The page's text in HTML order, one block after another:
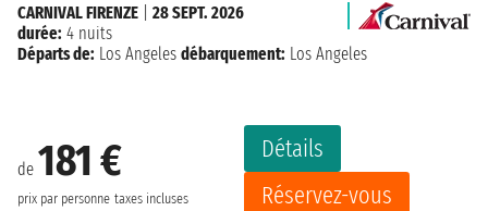
de 181 €
prix par personne taxes incluses
Détails
Réservez-vous
CARNIVAL FIRENZE
28 SEPT. 2026
durée: 4 nuits
Départs de: Los Angeles débarquement: Los Angeles